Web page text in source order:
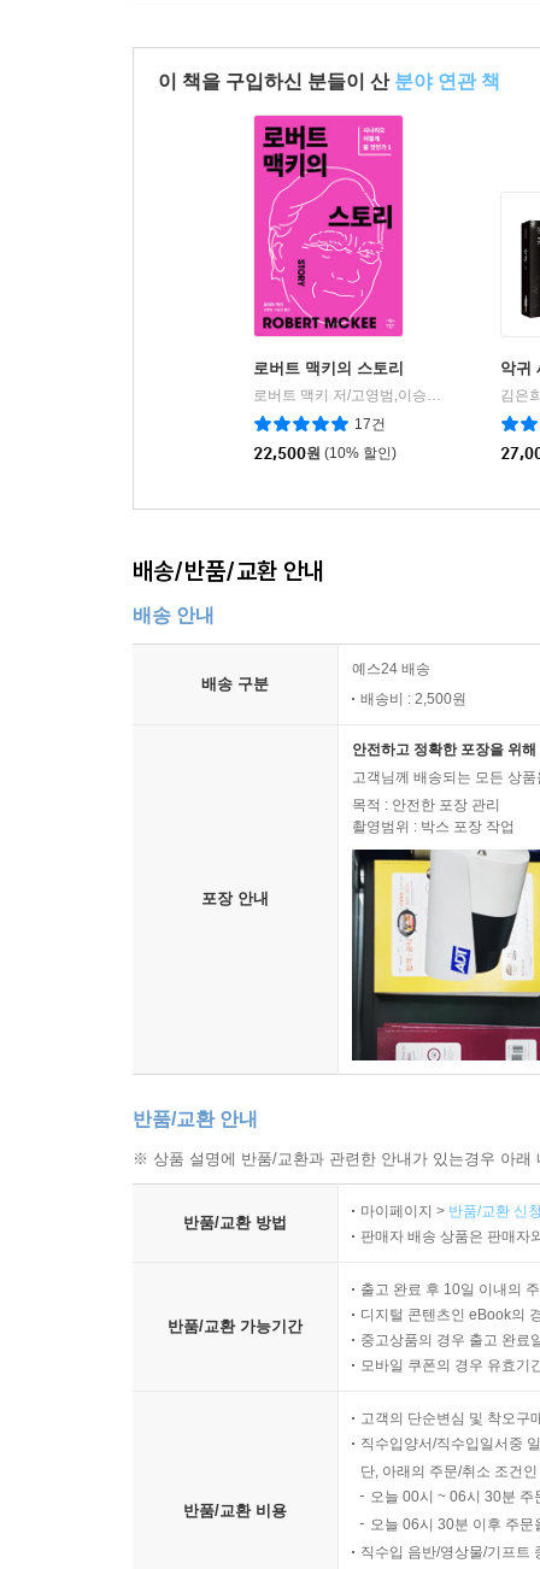
이 책을 구입하신 분들이 산 분야 연관 책
로버트 맥키의 스토리
로버트 맥키 저/고영범,이승민 역
민음인
17건
22,500원 (10% 할인)
악귀
김은
배송/반품/교환 안내
배송 안내
배송 구분
예스24 배송
배송비 : 2,500원
포장 안내
안전하고 정확한 포장을 위
고객님께 배송되는 모든 상
목적 : 안전한 포장 관리
촬영범위 : 박스 포장 작업
반품/교환 안내
※ 상품 설명에 반품/교환과 관련한 안내가 있는경우 아
반품/교환 방법
마이페이지 > 반품/교환 신
판매자 배송 상품은 판매자
반품/교환 가능기간
출고 완료 후 10일 이내의
디지털 콘텐츠인 eBook의
중고상품의 경우 출고 완료
모바일 쿠폰의 경우 유효기
반품/교환 비용
고객의 단순변심 및 착오구
직수입양서/직수입일서중
단, 아래의 주문/취소 조건
오늘 00시 ~ 06시 30분
오늘 06시 30분 이후 주
직수입 음반/영상물/기프트